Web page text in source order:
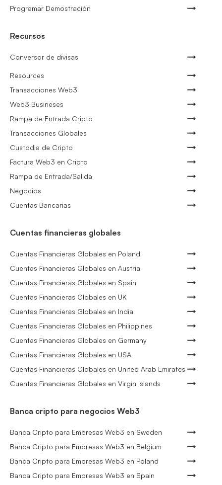
Programar Demostración
Recursos
Conversor de divisas
Resources
Transacciones Web3
Web3 Busineses
Rampa de Entrada Cripto
Transacciones Globales
Custodia de Cripto
Factura Web3 en Cripto
Rampa de Entrada/Salida
Negocios
Cuentas Bancarias
Cuentas financieras globales
Cuentas Financieras Globales en Poland
Cuentas Financieras Globales en Austria
Cuentas Financieras Globales en Spain
Cuentas Financieras Globales en UK
Cuentas Financieras Globales en India
Cuentas Financieras Globales en Philippines
Cuentas Financieras Globales en Germany
Cuentas Financieras Globales en USA
Cuentas Financieras Globales en United Arab Emirates
Cuentas Financieras Globales en Virgin Islands
Banca cripto para negocios Web3
Banca Cripto para Empresas Web3 en Sweden
Banca Cripto para Empresas Web3 en Belgium
Banca Cripto para Empresas Web3 en Poland
Banca Cripto para Empresas Web3 en Spain